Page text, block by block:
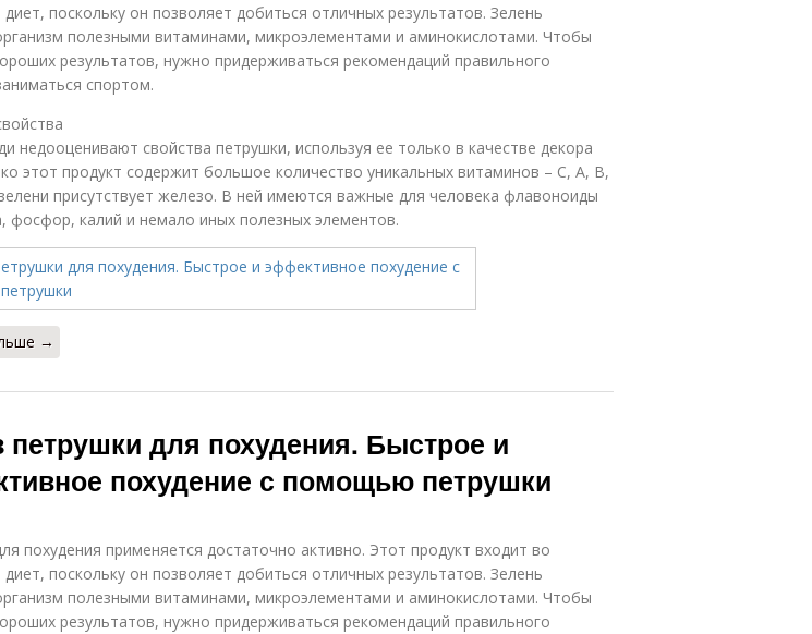
поскольку он позволяет добиться отличных результатов. Зелень
полезными витаминами, микроэлементами и аминокислотами. Чтобы
результатов, нужно придерживаться рекомендаций правильного
спортом.
недооценивают свойства петрушки, используя ее только в качестве декора
этот продукт содержит большое количество уникальных витаминов – С, А, В,
присутствует железо. В ней имеются важные для человека флавоноиды
фосфор, калий и немало иных полезных элементов.
→
петрушки для похудения. Быстрое и
похудение с помощью петрушки
похудения применяется достаточно активно. Этот продукт входит во
поскольку он позволяет добиться отличных результатов. Зелень
полезными витаминами, микроэлементами и аминокислотами. Чтобы
результатов, нужно придерживаться рекомендаций правильного